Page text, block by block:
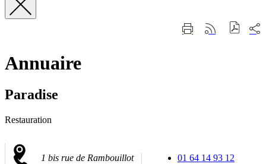
Fermer
ImprimerGénérer
sur
Annuaire
Paradise
Restauration
1 bis rue de Rambouillot
01 64 14 93 12